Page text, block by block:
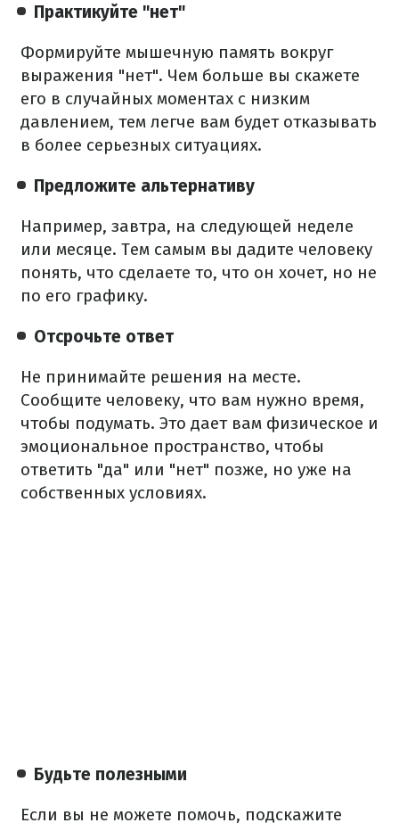
Практикуйте "нет"
Формируйте мышечную память вокруг
выражения "нет". Чем больше вы скажете
его в случайных моментах с низким
давлением, тем легче вам будет отказывать
в более серьезных ситуациях.
Предложите альтернативу
Например, завтра, на следующей неделе
или месяце. Тем самым вы дадите человеку
понять, что сделаете то, что он хочет, но не
по его графику.
Отсрочьте ответ
Не принимайте решения на месте.
Сообщите человеку, что вам нужно время,
чтобы подумать. Это дает вам физическое и
эмоциональное пространство, чтобы
ответить "да" или "нет" позже, но уже на
собственных условиях.
Будьте полезными
Если вы не можете помочь, подскажите